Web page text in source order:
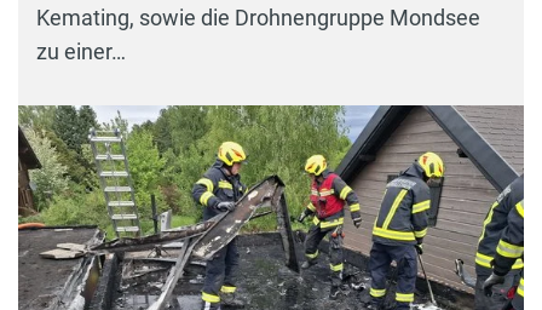
Kemating, sowie die Drohnengruppe Mondsee
zu einer…